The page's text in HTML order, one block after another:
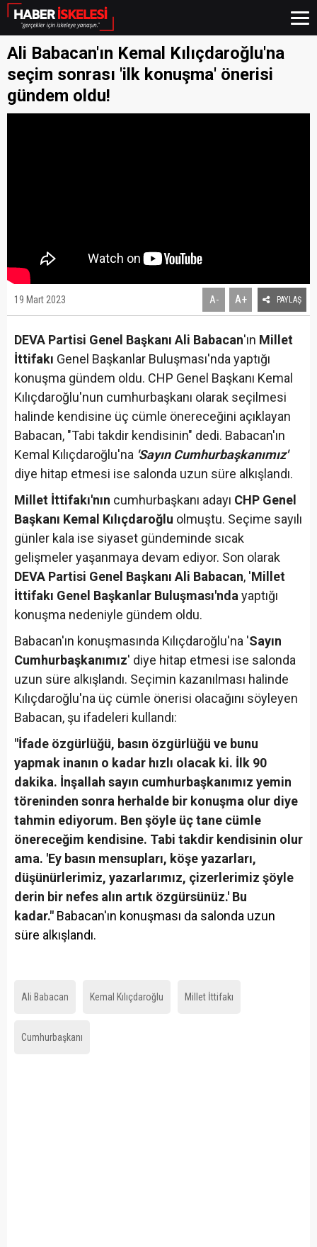
Ali Babacan'ın Kemal Kılıçdaroğlu'na
seçim sonrası 'ilk konuşma' önerisi
gündem oldu!
19 Mart 2023 A- A+ PAYLAŞ
DEVA Partisi Genel Başkanı Ali Babacan'ın Millet
İttifakı Genel Başkanlar Buluşması'nda yaptığı
konuşma gündem oldu. CHP Genel Başkanı Kemal
Kılıçdaroğlu'nun cumhurbaşkanı olarak seçilmesi
halinde kendisine üç cümle önereceğini açıklayan
Babacan, "Tabi takdir kendisinin" dedi. Babacan'ın
Kemal Kılıçdaroğlu'na 'Sayın Cumhurbaşkanımız'
diye hitap etmesi ise salonda uzun süre alkışlandı.
Millet İttifakı'nın cumhurbaşkanı adayı CHP Genel
Başkanı Kemal Kılıçdaroğlu olmuştu. Seçime sayılı
günler kala ise siyaset gündeminde sıcak
gelişmeler yaşanmaya devam ediyor. Son olarak
DEVA Partisi Genel Başkanı Ali Babacan, 'Millet
İttifakı Genel Başkanlar Buluşması'nda yaptığı
konuşma nedeniyle gündem oldu.
Babacan'ın konuşmasında Kılıçdaroğlu'na 'Sayın
Cumhurbaşkanımız' diye hitap etmesi ise salonda
uzun süre alkışlandı. Seçimin kazanılması halinde
Kılıçdaroğlu'na üç cümle önerisi olacağını söyleyen
Babacan, şu ifadeleri kullandı:
"İfade özgürlüğü, basın özgürlüğü ve bunu
yapmak inanın o kadar hızlı olacak ki. İlk 90
dakika. İnşallah sayın cumhurbaşkanımız yemin
töreninden sonra herhalde bir konuşma olur diye
tahmin ediyorum. Ben şöyle üç tane cümle
önereceğim kendisine. Tabi takdir kendisinin olur
ama. 'Ey basın mensupları, köşe yazarları,
düşünürlerimiz, yazarlarımız, çizerlerimiz şöyle
derin bir nefes alın artık özgürsünüz.' Bu
kadar." Babacan'ın konuşması da salonda uzun
süre alkışlandı.
Ali Babacan Kemal Kılıçdaroğlu Millet İttifakı
Cumhurbaşkanı